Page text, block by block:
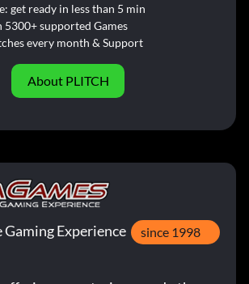
get ready in less than 5 min
5300+ supported Games
every month & Support
About PLITCH
Experience since 1998